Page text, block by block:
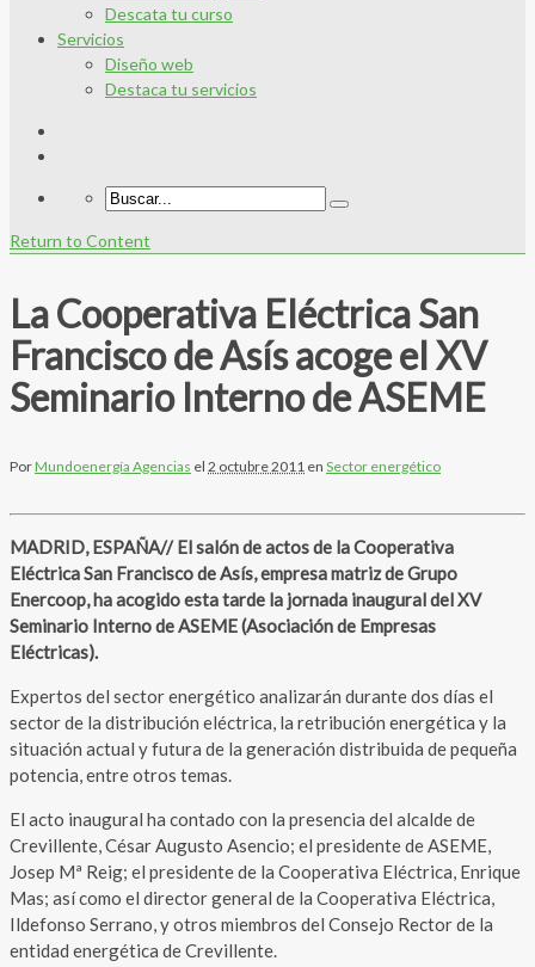
Descata tu curso
Servicios
Diseño web
Destaca tu servicios
Return to Content
La Cooperativa Eléctrica San
Francisco de Asís acoge el XV
Seminario Interno de ASEME
PorMundoenergía Agencias el 2 octubre 2011 en Sector energético
MADRID, ESPAÑA// El salón de actos de la Cooperativa
Eléctrica San Francisco de Asís, empresa matriz de Grupo
Enercoop, ha acogido esta tarde la jornada inaugural del XV
Seminario Interno de ASEME (Asociación de Empresas
Eléctricas).
Expertos del sector energético analizarán durante dos días el
sector de la distribución eléctrica, la retribución energética y la
situación actual y futura de la generación distribuida de pequeña
potencia, entre otros temas.
El acto inaugural ha contado con la presencia del alcalde de
Crevillente, César Augusto Asencio; el presidente de ASEME,
Josep Mª Reig; el presidente de la Cooperativa Eléctrica, Enrique
Mas; así como el director general de la Cooperativa Eléctrica,
Ildefonso Serrano, y otros miembros del Consejo Rector de la
entidad energética de Crevillente.